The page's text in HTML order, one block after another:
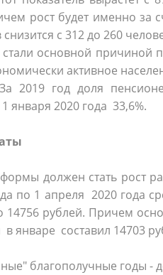
рост будет именно за
с 312 до 260
основной
активное
2019 год доля
января 2020 года 33,6%.
должен стать рост
по 1 апреля 2020 года
14756 рублей. Причем
январе составил 14703
благополучные годы